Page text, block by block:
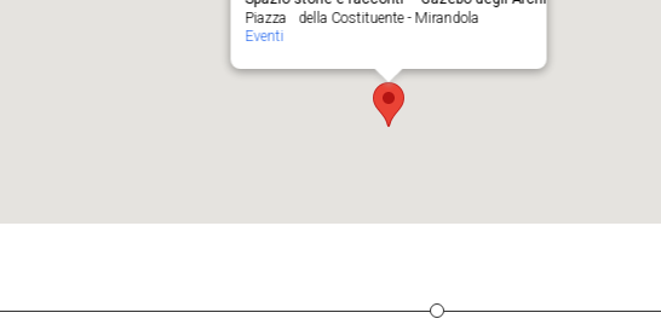
Piazza della Costituente - Mirandola
Eventi